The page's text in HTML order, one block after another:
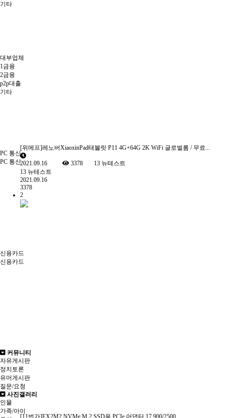
기타
대부업체
1금융
2금융
p2p대출
기타
PC 통신
PC 통신
신용카드
신용카드
커뮤니티
자유게시판
정치토론
유머게시판
질문/요청
사진갤러리
인물
가족/아이
[위메프]레노버XiaoxinPad태블릿 P11 4G+64G 2K WiFi 글로벌롬 / 무료...
2021.09.16 3378 13뉴테스트
13 뉴테스트
2021.09.16
3378
2
[11번가]EX2M2 NVMe M.2 SSD용 PCIe 어댑터 17,900/2500